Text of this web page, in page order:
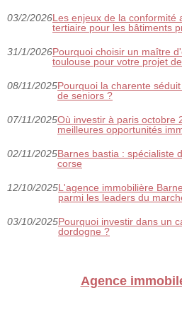
03/2/2026Les enjeux de la conformité
tertiaire pour les bâtiments
31/1/2026Pourquoi choisir un maître
toulouse pour votre projet
08/11/2025Pourquoi la charente
de seniors ?
07/11/2025Où investir à paris octobre
meilleures opportunités
02/11/2025Barnes bastia : spécialiste
corse
12/10/2025L'agence immobilière
parmi les leaders du
03/10/2025Pourquoi investir dans un
dordogne ?
Agence